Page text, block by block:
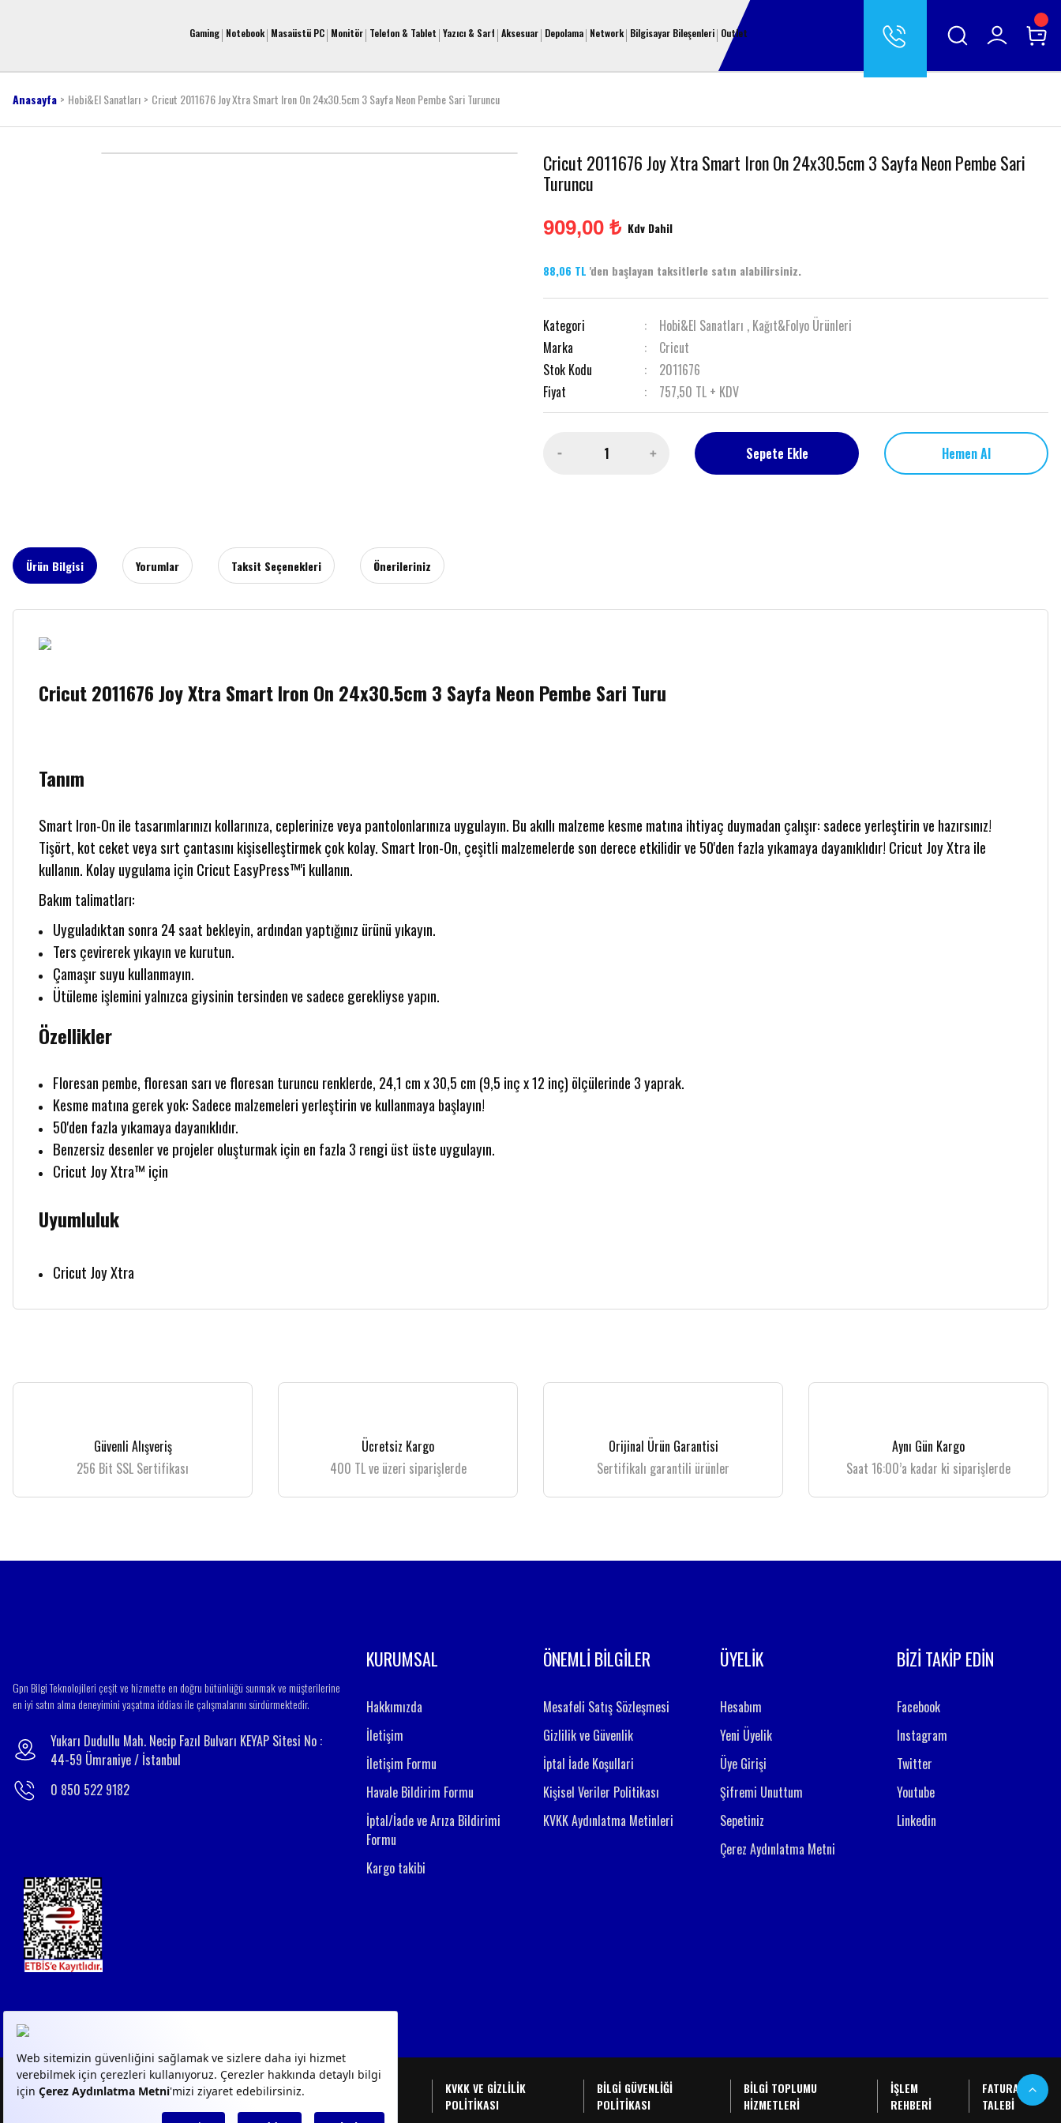
Gaming Notebook Masaüstü PC Monitör Telefon & Tablet Yazıcı & Sarf Aksesuar Depolama Network Bilgisayar Bileşenleri Outlet
Anasayfa Hobi&El Sanatları Cricut 2011676 Joy Xtra Smart Iron On 24x30.5cm 3 Sayfa Neon Pembe Sari Turuncu
Cricut 2011676 Joy Xtra Smart Iron On 24x30.5cm 3 Sayfa Neon Pembe Sari
Turuncu
909,00 ₺ Kdv Dahil
88,06 TL 'den başlayan taksitlerle satın alabilirsiniz.
Kategori Hobi&El Sanatları , Kağıt&Folyo Ürünleri
Marka
Cricut
Stok Kodu
2011676
Fiyat
757,50 TL + KDV
Sepete Ekle Hemen Al
Ürün Bilgisi Yorumlar Taksit Seçenekleri Önerileriniz
Cricut 2011676 Joy Xtra Smart Iron On 24x30.5cm 3 Sayfa Neon Pembe Sari Turu
Tanım
Smart Iron-On ile tasarımlarınızı kollarınıza, ceplerinize veya pantolonlarınıza uygulayın. Bu akıllı malzeme kesme matına ihtiyaç duymadan çalışır: sadece yerleştirin ve hazırsınız!
Tişört, kot ceket veya sırt çantasını kişiselleştirmek çok kolay. Smart Iron-On, çeşitli malzemelerde son derece etkilidir ve 50'den fazla yıkamaya dayanıklıdır! Cricut Joy Xtra ile
kullanın. Kolay uygulama için Cricut EasyPress™'i kullanın.
Bakım talimatları:
Uyguladıktan sonra 24 saat bekleyin, ardından yaptığınız ürünü yıkayın.
Ters çevirerek yıkayın ve kurutun.
Çamaşır suyu kullanmayın.
Ütüleme işlemini yalnızca giysinin tersinden ve sadece gerekliyse yapın.
Özellikler
Floresan pembe, floresan sarı ve floresan turuncu renklerde, 24,1 cm x 30,5 cm (9,5 inç x 12 inç) ölçülerinde 3 yaprak.
Kesme matına gerek yok: Sadece malzemeleri yerleştirin ve kullanmaya başlayın!
50'den fazla yıkamaya dayanıklıdır.
Benzersiz desenler ve projeler oluşturmak için en fazla 3 rengi üst üste uygulayın.
Cricut Joy Xtra™ için
Uyumluluk
Cricut Joy Xtra
Görüş ve önerileriniz için teşekkür ederiz.
Ürün açıklamasında eksik bilgiler bulunuyor.
Ürün bilgilerinde hatalar bulunuyor.
Güvenli Alışveriş
256 Bit SSL Sertifikası
Ücretsiz Kargo
400 TL ve üzeri siparişlerde
Orijinal Ürün Garantisi
Sertifikalı garantili ürünler
Aynı Gün Kargo
Saat 16:00’a kadar ki siparişlerde
Gpn Bilgi Teknolojileri çeşit ve hizmette en doğru bütünlüğü sunmak ve müşterilerine
en iyi satın alma deneyimini yaşatma iddiası ile çalışmalarını sürdürmektedir.
Yukarı Dudullu Mah. Necip Fazıl Bulvarı KEYAP Sitesi No :
44-59 Ümraniye / İstanbul
0 850 522 9182
KURUMSAL
Hakkımızda
İletişim
İletişim Formu
Havale Bildirim Formu
İptal/İade ve Arıza Bildirimi
Formu
Kargo takibi
ÖNEMLİ BİLGİLER
Mesafeli Satış Sözleşmesi
Gizlilik ve Güvenlik
İptal İade Koşullari
Kişisel Veriler Politikası
KVKK Aydınlatma Metinleri
ÜYELİK
Hesabım
Yeni Üyelik
Üye Girişi
Şifremi Unuttum
Sepetiniz
Çerez Aydınlatma Metni
BİZİ TAKİP EDİN
Facebook
Instagram
Twitter
Youtube
Linkedin
© 2023GPN- Tüm Hakları
Saklıdır
KVKK AYDINLATMA
METİNLERİ
KVKK BAŞVURU
KVKK VE GİZLİLİK
POLİTİKASI
BİLGİ GÜVENLİĞİ
POLİTİKASI
BİLGİ TOPLUMU
HİZMETLERİ
İŞLEM
REHBERİ
FATURA
TALEBİ